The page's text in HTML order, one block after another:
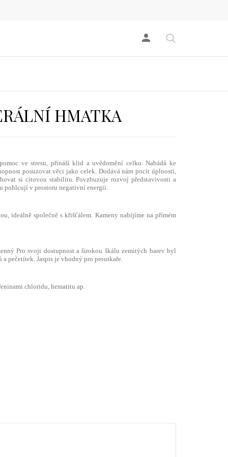
person
HMATKA
ve stresu, přináší klid a uvědomění celku. Nabádá ke
posuzovat věci jako celek. Dodává nám pocit úplnosti,
si citovou stabilitu. Povzbuzuje rozvoj představivosti a
pohlcují v prostoru negativní energii.
ideálně společně s křišťálem. Kameny nabíjíme na přímém
Pro svoji dostupnost a širokou škálu zemitých barev byl
pečetítek. Jaspis je vhodný pro proutkaře.
chloridu, hematitu ap.